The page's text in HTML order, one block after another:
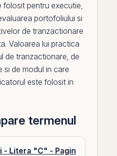
folosit pentru executie,
portofoliului si
de tranzactionare
Valoarea lui practica
de tranzactionare, de
si de modul in care
este folosit in
termenul
- Litera "C" - Pagin